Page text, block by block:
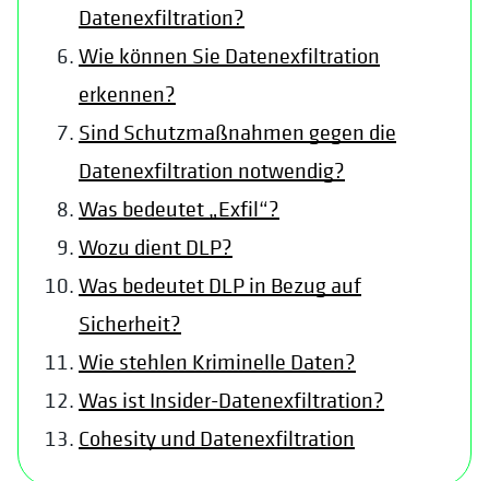
Datenexfiltration?
Wie können Sie Datenexfiltration
erkennen?
Sind Schutzmaßnahmen gegen die
Datenexfiltration notwendig?
Was bedeutet „Exfil“?
Wozu dient DLP?
Was bedeutet DLP in Bezug auf
Sicherheit?
Wie stehlen Kriminelle Daten?
Was ist Insider-Datenexfiltration?
Cohesity und Datenexfiltration